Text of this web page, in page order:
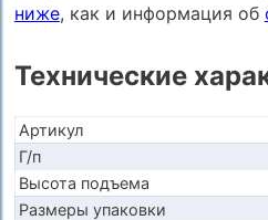
ниже, как и информация об
Технические
Артикул
Г/п
Высота подъема
Размеры упаковки